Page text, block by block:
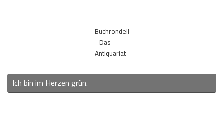
Buchrondell
- Das
Antiquariat
Ich bin im Herzen grün.